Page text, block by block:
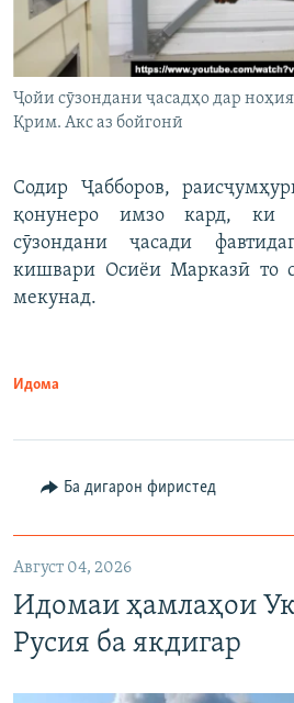
Ҷойи сӯзондани ҷасадҳо дар
Қрим. Акс аз бойгонӣ
Содир Ҷабборов,
қонунеро имзо кард, ки
сӯзондани ҷасади
кишвари Осиёи Марказӣ то
мекунад.
Идома
Ба дигарон фиристед
Август 04, 2026
Идомаи ҳамлаҳои
Русия ба якдигар